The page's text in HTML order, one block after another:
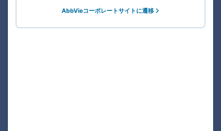
AbbVieコーポレートサイトに遷移